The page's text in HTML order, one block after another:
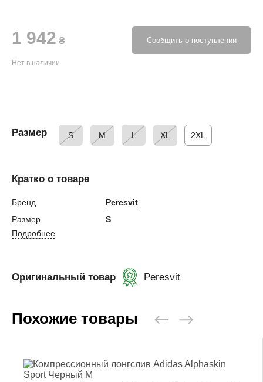
1 942 ₴
Нет в наличии
Сообщить о поступлении
Размер S M L XL 2XL
Кратко о товаре
Бренд
Peresvit
Размер
S
Подробнее
Оригинальный товар Peresvit
Похожие товары